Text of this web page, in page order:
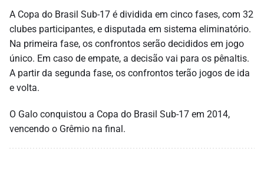
A Copa do Brasil Sub-17 é dividida em cinco fases, com 32
clubes participantes, e disputada em sistema eliminatório.
Na primeira fase, os confrontos serão decididos em jogo
único. Em caso de empate, a decisão vai para os pênaltis.
A partir da segunda fase, os confrontos terão jogos de ida
e volta.
O Galo conquistou a Copa do Brasil Sub-17 em 2014,
vencendo o Grêmio na final.